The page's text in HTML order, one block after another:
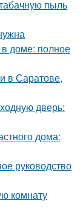
пыль
доме: полное
в Саратове,
дверь:
дома:
руководство
комнату